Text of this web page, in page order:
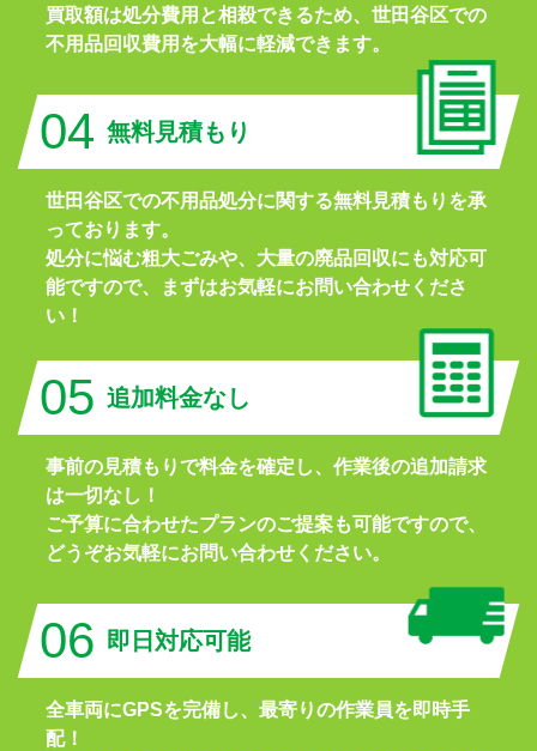
買取額は処分費用と相殺できるため、世田谷区での
不用品回収費用を大幅に軽減できます。
04 無料見積もり
世田谷区での不用品処分に関する無料見積もりを承
っております。
処分に悩む粗大ごみや、大量の廃品回収にも対応可
能ですので、まずはお気軽にお問い合わせくださ
い！
05 追加料金なし
事前の見積もりで料金を確定し、作業後の追加請求
は一切なし！
ご予算に合わせたプランのご提案も可能ですので、
どうぞお気軽にお問い合わせください。
06 即日対応可能
全車両にGPSを完備し、最寄りの作業員を即時手
配！